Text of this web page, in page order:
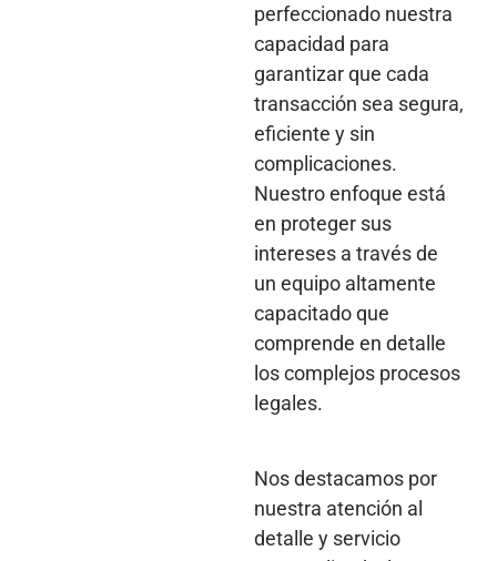
perfeccionado nuestra
capacidad para
garantizar que cada
transacción sea segura,
eficiente y sin
complicaciones.
Nuestro enfoque está
en proteger sus
intereses a través de
un equipo altamente
capacitado que
comprende en detalle
los complejos procesos
legales.
Nos destacamos por
nuestra atención al
detalle y servicio